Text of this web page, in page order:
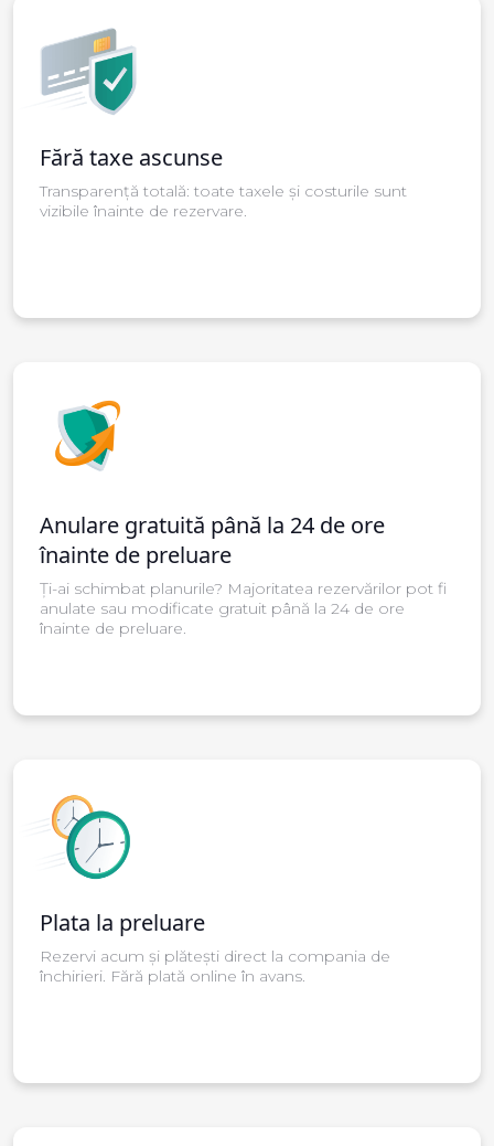
Fără taxe ascunse
Transparență totală: toate taxele și costurile sunt
vizibile înainte de rezervare.
Anulare gratuită până la 24 de ore
înainte de preluare
Ți-ai schimbat planurile? Majoritatea rezervărilor pot fi
anulate sau modificate gratuit până la 24 de ore
înainte de preluare.
Plata la preluare
Rezervi acum și plătești direct la compania de
închirieri. Fără plată online în avans.